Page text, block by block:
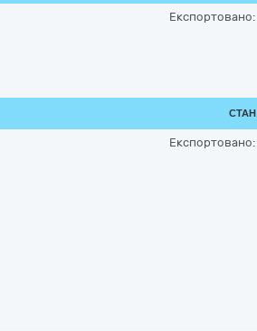
Експортовано:
СТАН
Експортовано: